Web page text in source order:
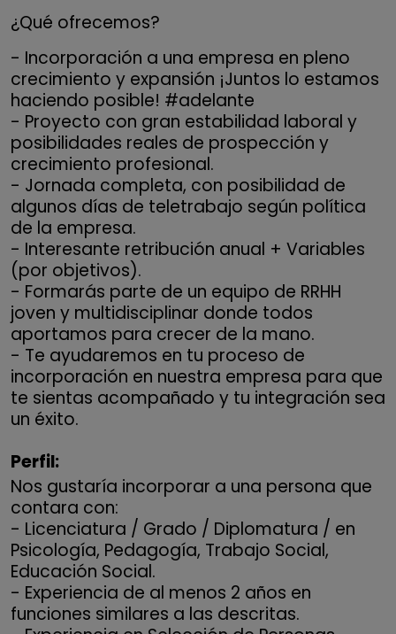
¿Qué ofrecemos?
- Incorporación a una empresa en pleno
crecimiento y expansión ¡Juntos lo estamos
haciendo posible! #adelante
- Proyecto con gran estabilidad laboral y
posibilidades reales de prospección y
crecimiento profesional.
- Jornada completa, con posibilidad de
algunos días de teletrabajo según política
de la empresa.
- Interesante retribución anual + Variables
(por objetivos).
- Formarás parte de un equipo de RRHH
joven y multidisciplinar donde todos
aportamos para crecer de la mano.
- Te ayudaremos en tu proceso de
incorporación en nuestra empresa para que
te sientas acompañado y tu integración sea
un éxito.
Perfil:
Nos gustaría incorporar a una persona que
contara con:
- Licenciatura / Grado / Diplomatura / en
Psicología, Pedagogía, Trabajo Social,
Educación Social.
- Experiencia de al menos 2 años en
funciones similares a las descritas.